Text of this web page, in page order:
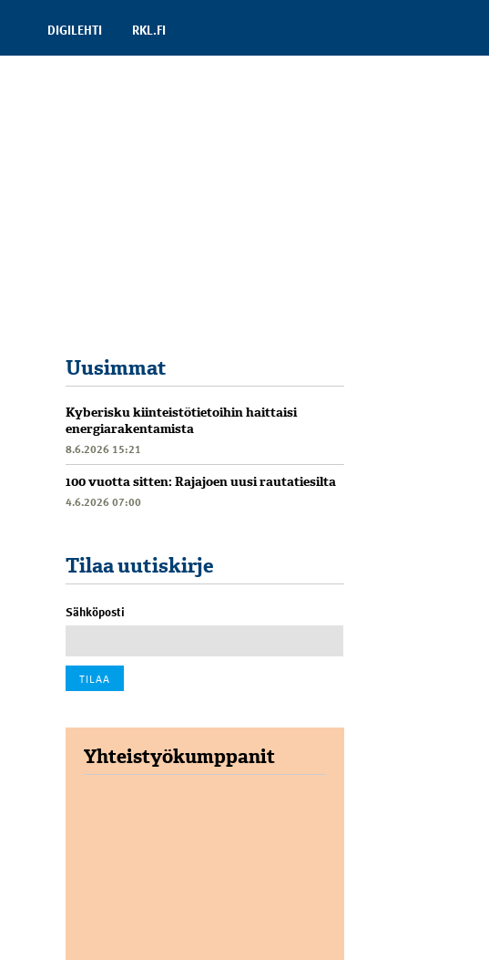
DIGILEHTI RKL.FI
Uusimmat
Kyberisku kiinteistötietoihin haittaisi
energiarakentamista
8.6.2026 15:21
100 vuotta sitten: Rajajoen uusi rautatiesilta
4.6.2026 07:00
Tilaa uutiskirje
Sähköposti
Yhteistyökumppanit